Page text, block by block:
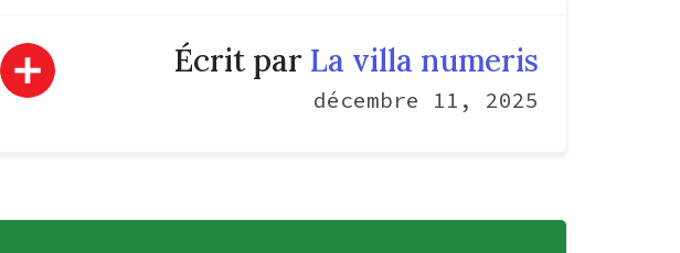
Écrit par La villa numeris
décembre 11, 2025